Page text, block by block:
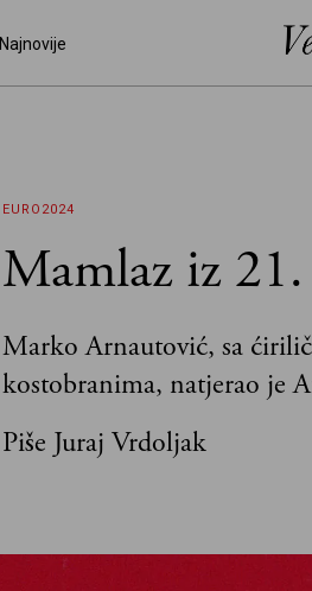
Najnovije
EURO2024
Mamlaz iz
Marko Arnautović, sa
kostobranima, natjerao je
Piše Juraj Vrdoljak